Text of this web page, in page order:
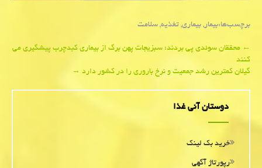
برچسب‌ها:بیمار,بیماری,تغذیه,سلامت
Post
navigation
←محققان سوئدی پی بردند؛ سبزیجات پهن برگ از بیماری كبدچرب پیشگیری می
كنند
گیلان كمترین رشد جمعیت و نرخ باروری را در كشور دارد→
دوستان آنی غذا
خرید بک لینک
رپورتاژ آگهی